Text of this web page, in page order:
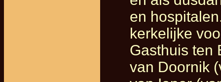
en
kerkelijke
Gasthuis ten
van Doornik